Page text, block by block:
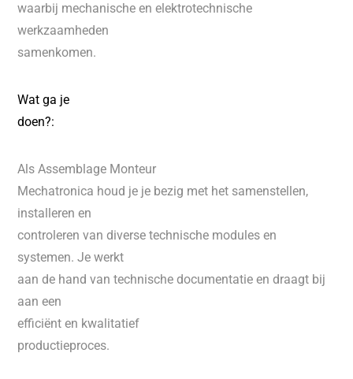
waarbij mechanische en elektrotechnische
werkzaamheden
samenkomen.
Wat ga je
doen?:
Als Assemblage Monteur
Mechatronica houd je je bezig met het samenstellen,
installeren en
controleren van diverse technische modules en
systemen. Je werkt
aan de hand van technische documentatie en draagt bij
aan een
efficiënt en kwalitatief
productieproces.